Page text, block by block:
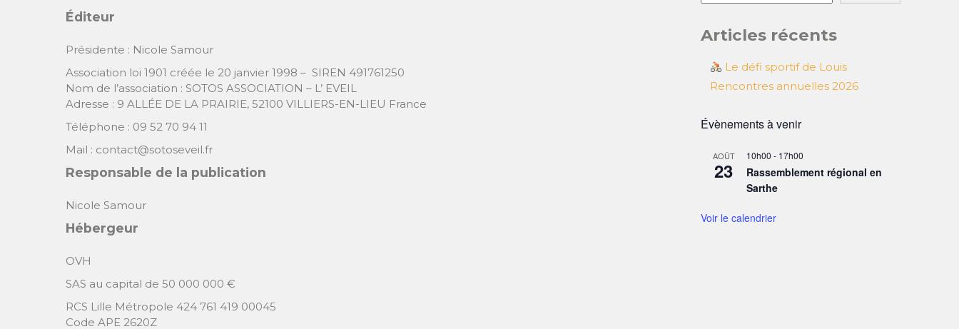
Éditeur
Présidente : Nicole Samour
Association loi 1901 créée le 20 janvier 1998 – SIREN 491761250
Nom de l’association : SOTOS ASSOCIATION – L’ EVEIL
Adresse : 9 ALLÉE DE LA PRAIRIE, 52100 VILLIERS-EN-LIEU France
Téléphone : 09 52 70 94 11
Mail : contact@sotoseveil.fr
Responsable de la publication
Nicole Samour
Hébergeur
OVH
SAS au capital de 50 000 000 €
RCS Lille Métropole 424 761 419 00045
Code APE 2620Z
Articles récents
Le défi sportif de Louis
Rencontres annuelles 2026
Évènements à venir
AOÛT
23
10h00 - 17h00
Rassemblement régional en
Sarthe
Voir le calendrier